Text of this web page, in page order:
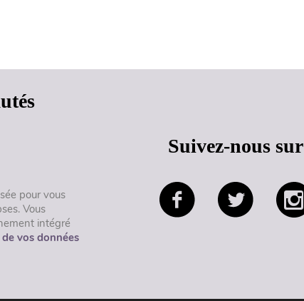
pour vous
Vous
intégré
vos données
Suivez-nous sur